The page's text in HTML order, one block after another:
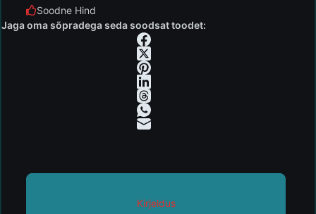
Soodne Hind
Jaga oma sõpradega seda soodsat toodet:
Kirjeldus